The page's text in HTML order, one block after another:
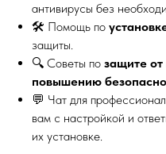
антивирусы без
🛠️ Помощь по
защиты.
🔍 Советы по защите от
повышению
💬 Чат для
вам с настройкой и
их установке.